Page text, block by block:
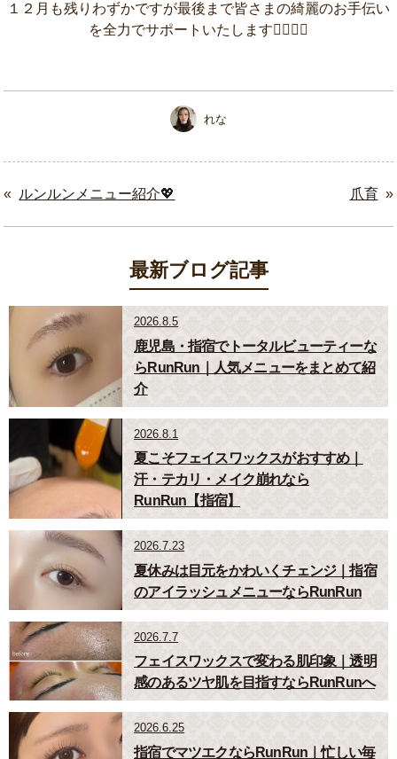
１２月も残りわずかですが最後まで皆さまの綺麗のお手伝い
を全力でサポートいたします🦸‍♂️🦸‍♀️
れな
« ルンルンメニュー紹介💖 »
爪育
最新ブログ記事
2026.8.5
鹿児島・指宿でトータルビューティーな
らRunRun｜人気メニューをまとめて紹
介
2026.8.1
夏こそフェイスワックスがおすすめ｜
汗・テカリ・メイク崩れなら
RunRun【指宿】
2026.7.23
夏休みは目元をかわいくチェンジ｜指宿
のアイラッシュメニューならRunRun
2026.7.7
フェイスワックスで変わる肌印象｜透明
感のあるツヤ肌を目指すならRunRunへ
2026.6.25
指宿でマツエクならRunRun｜忙しい毎